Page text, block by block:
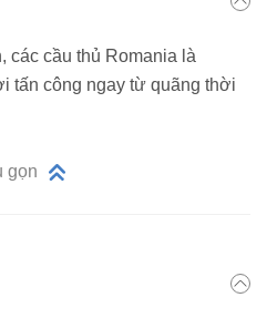
các cầu thủ Romania là
tấn công ngay từ quãng thời
gọn